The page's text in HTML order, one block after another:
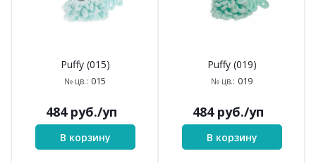
Puffy (015)
№ цв.: 015
484руб./уп
В корзину
Puffy (019)
№ цв.: 019
484руб./уп
В корзину